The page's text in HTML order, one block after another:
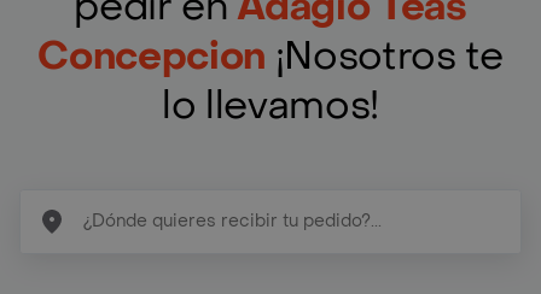
Concepcion ¡Nosotros te
lo llevamos!